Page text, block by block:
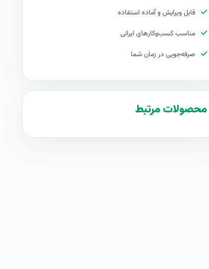
قابل ویرایش و آماده استفاده
مناسب کسب‌وکارهای ایرانی
صرفه‌جویی در زمان شما
محصولات مرتبط